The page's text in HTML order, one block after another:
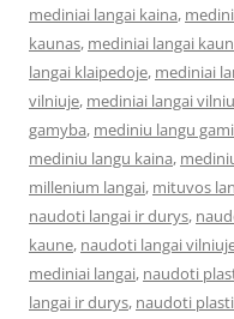
mediniai langai kaina,
kaunas, mediniai langai
langai klaipedoje, mediniai
vilniuje, mediniai langai
gamyba, mediniu langu
mediniu langu kaina,
millenium langai, mituvos
naudoti langai ir durys,
kaune, naudoti langai
mediniai langai, naudoti
langai ir durys, naudoti